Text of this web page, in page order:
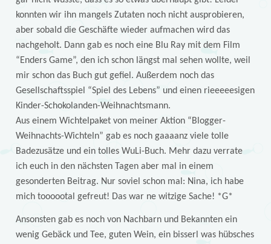
konnten wir ihn mangels Zutaten noch nicht ausprobieren,
aber sobald die Geschäfte wieder aufmachen wird das
nachgeholt. Dann gab es noch eine Blu Ray mit dem Film
“Enders Game”, den ich schon längst mal sehen wollte, weil
mir schon das Buch gut gefiel. Außerdem noch das
Gesellschaftsspiel “Spiel des Lebens” und einen rieeeeesigen
Kinder-Schokolanden-Weihnachtsmann.
Aus einem Wichtelpaket von meiner Aktion “Blogger-
Weihnachts-Wichteln” gab es noch gaaaanz viele tolle
Badezusätze und ein tolles WuLi-Buch. Mehr dazu verrate
ich euch in den nächsten Tagen aber mal in einem
gesonderten Beitrag. Nur soviel schon mal: Nina, ich habe
mich toooootal gefreut! Das war ne witzige Sache! *G*
Ansonsten gab es noch von Nachbarn und Bekannten ein
wenig Gebäck und Tee, guten Wein, ein bisserl was hübsches